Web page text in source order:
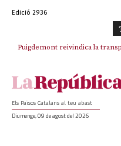
Edició 2936
Puigdemont reivindica la
Portugal acusa Espanya de
Els Països Catalans al teu abast
Diumenge, 09 de agost del 2026